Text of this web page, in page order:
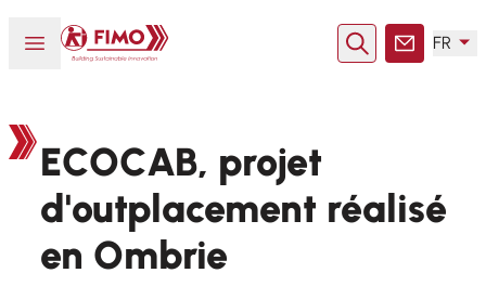
Ouvrir ou fermer le menu
Retour à l'accueil
Rechercher
Contact
FR
ECOCAB, projet
d'outplacement réalisé
en Ombrie